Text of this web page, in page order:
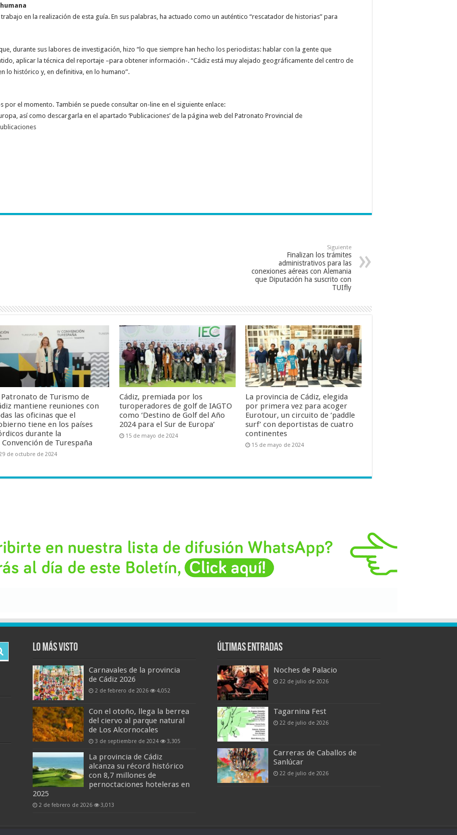
en la realización de esta guía. En sus palabras, ha actuado como un auténtico “rescatador de historias” para
durante sus labores de investigación, hizo “lo que siempre han hecho los periodistas: hablar con la gente que
aplicar la técnica del reportaje –para obtener información-. “Cádiz está muy alejado geográficamente del centro de
lo histórico y, en definitiva, en lo humano”.
por el momento. También se puede consultar on-line en el siguiente enlace:
así como descargarla en el apartado ‘Publicaciones’ de la página web del Patronato Provincial de
Siguiente
Finalizan los trámites
administrativos para las
conexiones aéreas con Alemania
que Diputación ha suscrito con
TUIfly
Patronato de Turismo de
mantiene reuniones con
las oficinas que el
tiene en los países
durante la
Convención de Turespaña
de octubre de 2024
Cádiz, premiada por los
turoperadores de golf de IAGTO
como ‘Destino de Golf del Año
2024 para el Sur de Europa’
15 de mayo de 2024
La provincia de Cádiz, elegida
por primera vez para acoger
Eurotour, un circuito de ‘paddle
surf’ con deportistas de cuatro
continentes
15 de mayo de 2024
Lo más visto
Carnavales de la provincia
de Cádiz 2026
2 de febrero de 2026 4,052
Con el otoño, llega la berrea
del ciervo al parque natural
de Los Alcornocales
3 de septiembre de 2024 3,305
La provincia de Cádiz
alcanza su récord histórico
con 8,7 millones de
pernoctaciones hoteleras en
2025
2 de febrero de 2026 3,013
Últimas entradas
Noches de Palacio
22 de julio de 2026
Tagarnina Fest
22 de julio de 2026
Carreras de Caballos de
Sanlúcar
22 de julio de 2026